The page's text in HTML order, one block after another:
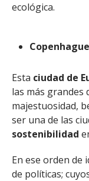
ecológica.
Copenhague
Esta ciudad de
las más grandes
majestuosidad,
ser una de las
sostenibilidad
En ese orden de
de políticas;